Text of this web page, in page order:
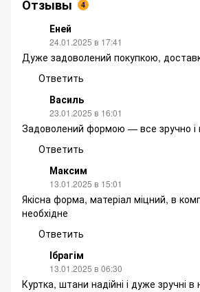
Отзывы 4
Еней
24.01.2025 в 17:41
Дуже задоволений покупкою,
Ответить
Василь
23.01.2025 в 16:01
Задоволений формою — все зручно і
Ответить
Максим
13.01.2025 в 15:01
Якісна форма, матеріал міцний, в
необхідне
Ответить
Ібрагім
13.01.2025 в 06:30
Куртка, штани надійні і дуже зручні в